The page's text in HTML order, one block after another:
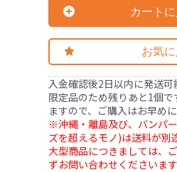
カート
お気に
入金確認後2日以内に発送可
限定品のため残りあと1個
ますので、ご購入はお早めに
※沖縄・離島及び、バンパ
ズを超えるモノ)は送料が別
大型商品につきましては、
ずお問い合わせくださいま